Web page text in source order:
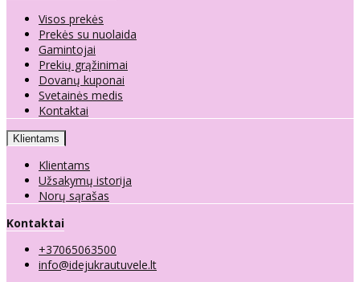
Visos prekės
Prekės su nuolaida
Gamintojai
Prekių grąžinimai
Dovanų kuponai
Svetainės medis
Kontaktai
Klientams
Klientams
Užsakymų istorija
Norų sąrašas
Kontaktai
+37065063500
info@idejukrautuvele.lt